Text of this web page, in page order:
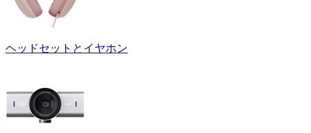
ヘッドセットとイヤホン